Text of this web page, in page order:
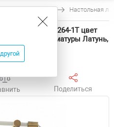
Настольная
Artis V11264-1T цвет
кость, цвет арматуры Латунь,
Поделиться